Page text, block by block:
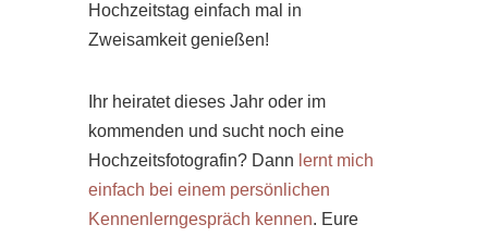
Hochzeitstag einfach mal in
Zweisamkeit genießen!
Ihr heiratet dieses Jahr oder im
kommenden und sucht noch eine
Hochzeitsfotografin? Dann lernt mich
einfach bei einem persönlichen
Kennenlerngespräch kennen. Eure